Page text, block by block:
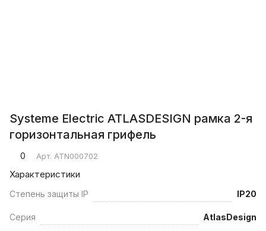
Systeme Electric ATLASDESIGN рамка 2-я
горизонтальная грифель
0 Арт. ATN000702
Характеристики
Степень защиты IP IP20
Серия AtlasDesign